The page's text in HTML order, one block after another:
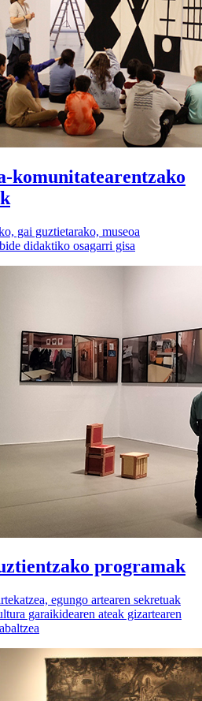
komunitatearentzako
gai guztietarako, museoa
didaktiko osagarri gisa
programak
egungo artearen sekretuak
garaikidearen ateak gizartearen